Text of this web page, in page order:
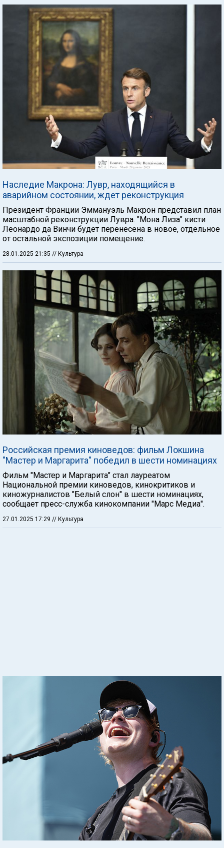
Наследие Макрона: Лувр, находящийся в
аварийном состоянии, ждет реконструкция
Президент Франции Эммануэль Макрон представил план
масштабной реконструкции Лувра. "Мона Лиза" кисти
Леонардо да Винчи будет перенесена в новое, отдельное
от остальной экспозиции помещение.
28.01.2025 21:35 // Культура
Российская премия киноведов: фильм Локшина
"Мастер и Маргарита" победил в шести номинациях
Фильм "Мастер и Маргарита" стал лауреатом
Национальной премии киноведов, кинокритиков и
киножурналистов "Белый слон" в шести номинациях,
сообщает пресс-служба кинокомпании "Марс Медиа".
27.01.2025 17:29 // Культура